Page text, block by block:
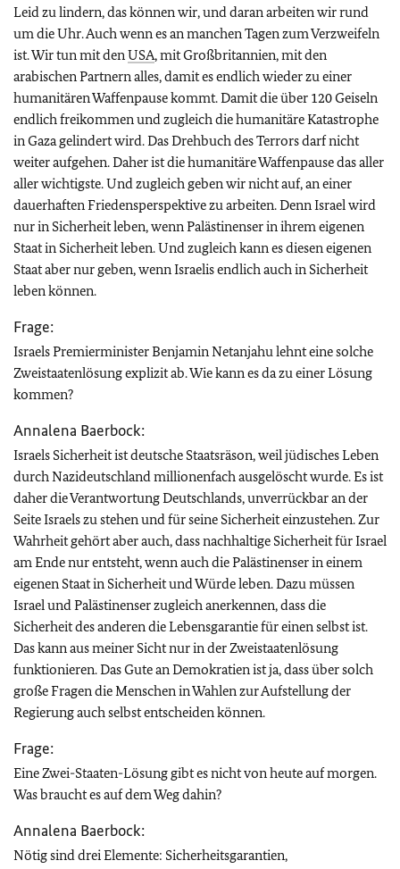
Leid zu lindern, das können wir, und daran arbeiten wir rund
um die Uhr. Auch wenn es an manchen Tagen zum Verzweifeln
ist. Wir tun mit denUSA, mit Großbritannien, mit den
arabischen Partnern alles, damit es endlich wieder zu einer
humanitären Waffenpause kommt. Damit die über 120 Geiseln
endlich freikommen und zugleich die humanitäre Katastrophe
in Gaza gelindert wird. Das Drehbuch des Terrors darf nicht
weiter aufgehen. Daher ist die humanitäre Waffenpause das aller
aller wichtigste. Und zugleich geben wir nicht auf, an einer
dauerhaften Friedensperspektive zu arbeiten. Denn Israel wird
nur in Sicherheit leben, wenn Palästinenser in ihrem eigenen
Staat in Sicherheit leben. Und zugleich kann es diesen eigenen
Staat aber nur geben, wenn Israelis endlich auch in Sicherheit
leben können.
Frage:
Israels Premierminister Benjamin Netanjahu lehnt eine solche
Zweistaatenlösung explizit ab. Wie kann es da zu einer Lösung
kommen?
Annalena Baerbock:
Israels Sicherheit ist deutsche Staatsräson, weil jüdisches Leben
durch Nazideutschland millionenfach ausgelöscht wurde. Es ist
daher die Verantwortung Deutschlands, unverrückbar an der
Seite Israels zu stehen und für seine Sicherheit einzustehen. Zur
Wahrheit gehört aber auch, dass nachhaltige Sicherheit für Israel
am Ende nur entsteht, wenn auch die Palästinenser in einem
eigenen Staat in Sicherheit und Würde leben. Dazu müssen
Israel und Palästinenser zugleich anerkennen, dass die
Sicherheit des anderen die Lebensgarantie für einen selbst ist.
Das kann aus meiner Sicht nur in der Zweistaatenlösung
funktionieren. Das Gute an Demokratien ist ja, dass über solch
große Fragen die Menschen in Wahlen zur Aufstellung der
Regierung auch selbst entscheiden können.
Frage:
Eine Zwei-Staaten-Lösung gibt es nicht von heute auf morgen.
Was braucht es auf dem Weg dahin?
Annalena Baerbock:
Nötig sind drei Elemente: Sicherheitsgarantien,